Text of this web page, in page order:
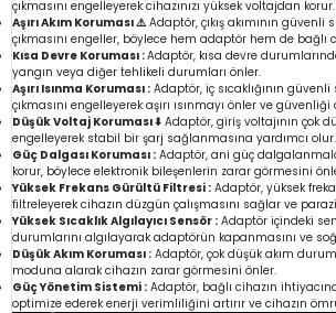
çıkmasını engelleyerek cihazınızı yüksek voltajdan korur.
Aşırı Akım Koruması ⚠️Adaptör, çıkış akımının güvenli
çıkmasını engeller, böylece hem adaptör hem de bağlı
Kısa Devre Koruması :Adaptör, kısa devre
yangın veya diğer tehlikeli durumları önler.
Aşırı Isınma Koruması : Adaptör, iç sıcaklığının
çıkmasını engelleyerek aşırı ısınmayı önler ve güvenliği
Düşük Voltaj Koruması ⬇️ Adaptör, giriş voltajının çok
engelleyerek stabil bir şarj sağlanmasına yardımcı olur.
Güç Dalgası Koruması : Adaptör, ani güç
korur, böylece elektronik bileşenlerin zarar görmesini
Yüksek Frekans Gürültü Filtresi : Adaptör, yüksek
filtreleyerek cihazın düzgün çalışmasını sağlar ve
Yüksek Sıcaklık Algılayıcı Sensör : Adaptör içindeki
durumlarını algılayarak adaptörün kapanmasını ve
Düşük Akım Koruması : Adaptör, çok düşük akım
moduna alarak cihazın zarar görmesini önler.
Güç Yönetim Sistemi : Adaptör, bağlı cihazın
optimize ederek enerji verimliliğini artırır ve cihazın